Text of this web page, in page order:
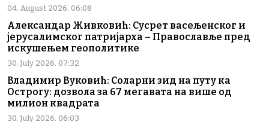
04. August 2026. 06:08
Александар Живковић: Сусрет васељенског и
јерусалимског патријарха – Православље пред
искушењем геополитике
30. July 2026. 07:32
Владимир Вуковић: Соларни зид на путу ка
Острогу: дозвола за 67 мегавата на више од
милион квадрата
30. July 2026. 06:03